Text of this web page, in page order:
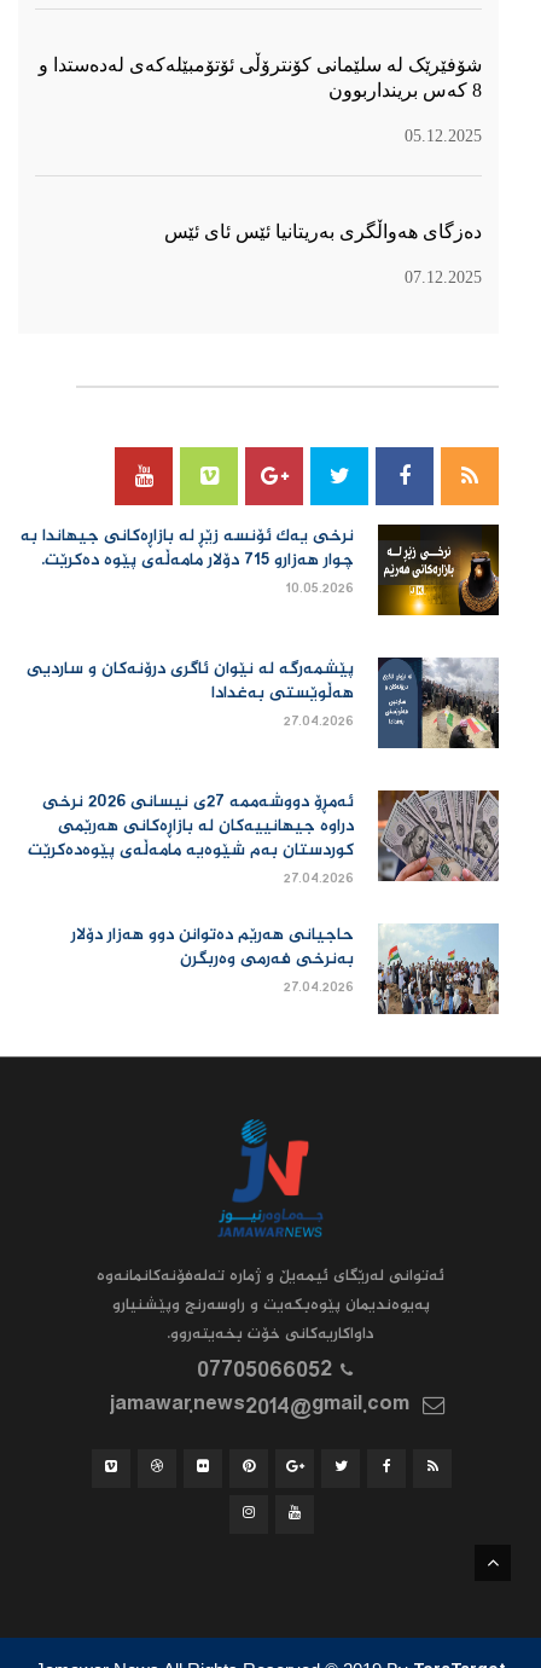
شۆفێرێک لە سلێمانی کۆنترۆڵی ئۆتۆمبێلەکەی لەدەستدا و
8 کەس برینداربوون
05.12.2025
دەزگای هەواڵگری بەریتانیا ئێس ئای ئێس
07.12.2025
نرخی یەك ئۆنسە زێڕ لە بازاڕەكانی جیهاندا بە
چوار هەزارو 715 دۆلار مامەڵەی پێوە دەكرێت.
10.05.2026
پێشمەرگە لە نێوان ئاگری درۆنەکان و ساردیی
هەڵوێستی بەغدادا
27.04.2026
ئەمڕۆ دووشەممە 27ی نیسانی 2026 نرخی
دراوە جیهانییەكان لە بازاڕەكانی هەرێمی
كوردستان بەم شێوەیە مامەڵەی پێوەدەكرێت
27.04.2026
حاجیانی هەرێم دەتوانن دوو هەزار دۆلار
بەنرخی فەرمی وەربگرن
27.04.2026
ئه‌توانى له‌رێگاى ئیمه‌یڵ و ژماره‌ ته‌له‌فۆنه‌کانمانه‌وه‌
په‌یوه‌ندیمان پێوه‌بکه‌یت و راوسه‌رنج وپێشنیارو
داواکاریه‌کانى خۆت بخه‌یته‌روو.
07705066052
jamawar.news2014@gmail.com